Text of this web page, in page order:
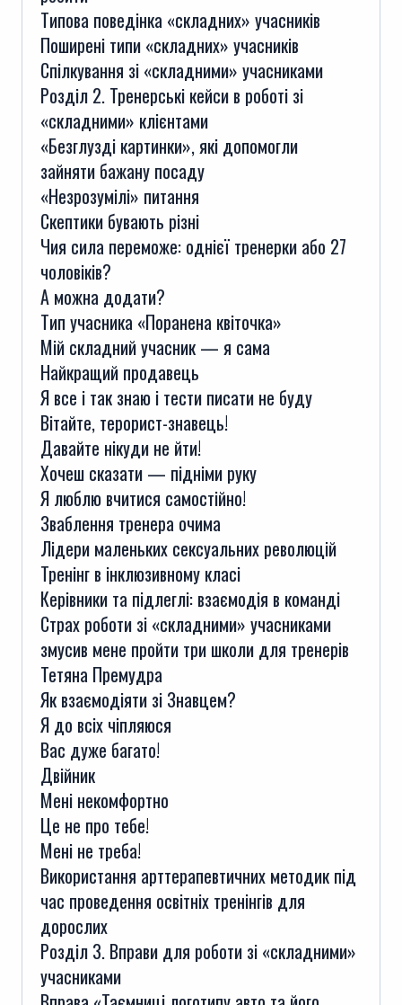
Типова поведінка «складних» учасників
Поширені типи «складних» учасників
Спілкування зі «складними» учасниками
Розділ 2. Тренерські кейси в роботі зі
«складними» клієнтами
«Безглузді картинки», які допомогли
зайняти бажану посаду
«Незрозумілі» питання
Скептики бувають різні
Чия сила переможе: однієї тренерки або 27
чоловіків?
А можна додати?
Тип учасника «Поранена квіточка»
Мій складний учасник — я сама
Найкращий продавець
Я все і так знаю і тести писати не буду
Вітайте, терорист-знавець!
Давайте нікуди не йти!
Хочеш сказати — підніми руку
Я люблю вчитися самостійно!
Зваблення тренера очима
Лідери маленьких сексуальних революцій
Тренінг в інклюзивному класі
Керівники та підлеглі: взаємодія в команді
Страх роботи зі «складними» учасниками
змусив мене пройти три школи для тренерів
Тетяна Премудра
Як взаємодіяти зі Знавцем?
Я до всіх чіпляюся
Вас дуже багато!
Двійник
Мені некомфортно
Це не про тебе!
Мені не треба!
Використання арттерапевтичних методик під
час проведення освітніх тренінгів для
дорослих
Розділ 3. Вправи для роботи зі «складними»
учасниками